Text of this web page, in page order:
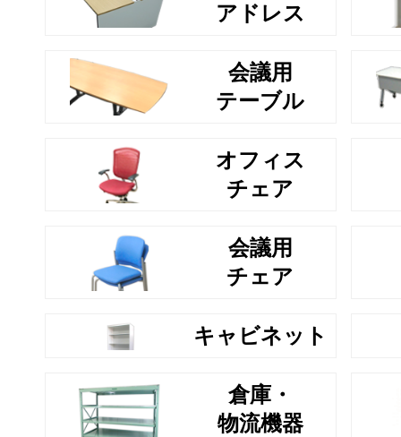
アドレス
会議用
テーブル
オフィス
チェア
会議用
チェア
キャビネット
倉庫・
物流機器